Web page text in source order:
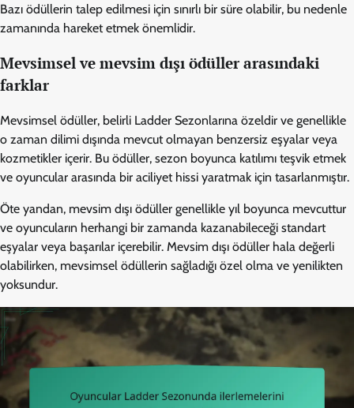
Bazı ödüllerin talep edilmesi için sınırlı bir süre olabilir, bu nedenle
zamanında hareket etmek önemlidir.
Mevsimsel ve mevsim dışı ödüller arasındaki
farklar
Mevsimsel ödüller, belirli Ladder Sezonlarına özeldir ve genellikle
o zaman dilimi dışında mevcut olmayan benzersiz eşyalar veya
kozmetikler içerir. Bu ödüller, sezon boyunca katılımı teşvik etmek
ve oyuncular arasında bir aciliyet hissi yaratmak için tasarlanmıştır.
Öte yandan, mevsim dışı ödüller genellikle yıl boyunca mevcuttur
ve oyuncuların herhangi bir zamanda kazanabileceği standart
eşyalar veya başarılar içerebilir. Mevsim dışı ödüller hala değerli
olabilirken, mevsimsel ödüllerin sağladığı özel olma ve yenilikten
yoksundur.